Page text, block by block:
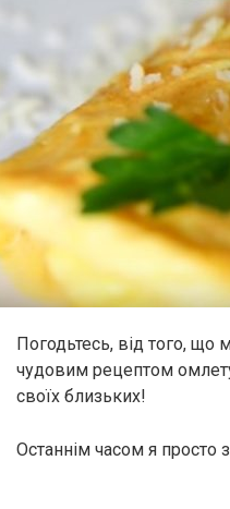
Погодьтесь, від того, що
чудовим рецептом
своїх близьких!
Останнім часом я просто